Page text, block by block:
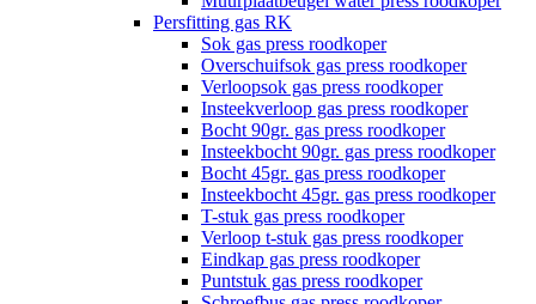
Persfitting gas RK
Sok gas press roodkoper
Overschuifsok gas press roodkoper
Verloopsok gas press roodkoper
Insteekverloop gas press roodkoper
Bocht 90gr. gas press roodkoper
Insteekbocht 90gr. gas press roodkoper
Bocht 45gr. gas press roodkoper
Insteekbocht 45gr. gas press roodkoper
T-stuk gas press roodkoper
Verloop t-stuk gas press roodkoper
Eindkap gas press roodkoper
Puntstuk gas press roodkoper